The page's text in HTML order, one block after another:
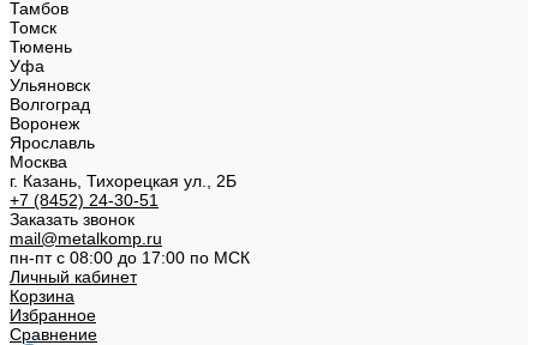
Тамбов
Томск
Тюмень
Уфа
Ульяновск
Волгоград
Воронеж
Ярославль
Москва
г. Казань, Тихорецкая ул., 2Б
+7 (8452) 24-30-51
Заказать звонок
mail@metalkomp.ru
пн-пт с 08:00 до 17:00 по МСК
Личный кабинет
Корзина
Избранное
Сравнение